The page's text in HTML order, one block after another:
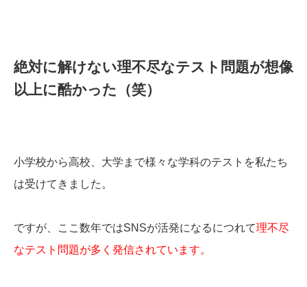
絶対に解けない理不尽なテスト問題が想像
以上に酷かった（笑）
小学校から高校、大学まで様々な学科のテストを私たち
は受けてきました。
ですが、ここ数年ではSNSが活発になるにつれて理不尽
なテスト問題が多く発信されています。